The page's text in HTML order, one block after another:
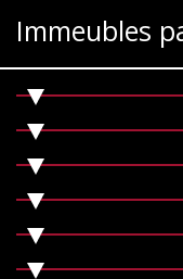
Immeubles